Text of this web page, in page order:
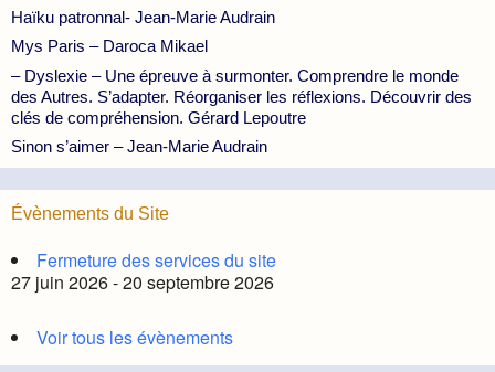
Haïku patronnal- Jean-Marie Audrain
Mys Paris – Daroca Mikael
– Dyslexie – Une épreuve à surmonter. Comprendre le monde
des Autres. S’adapter. Réorganiser les réflexions. Découvrir des
clés de compréhension. Gérard Lepoutre
Sinon s’aimer – Jean-Marie Audrain
Évènements du Site
Fermeture des services du site
27 juin 2026 - 20 septembre 2026
Voir tous les évènements